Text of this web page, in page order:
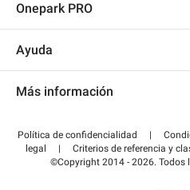
Onepark PRO
Convertirse en colaborador
Acceder a mi área de colaborador
Ayuda
Pagar el aparcamiento FLOW
Más información
Guía de estacionamiento
Política de confidencialidad |
legal
| Criterios de referencia y
©Copyright 2014 - 2026. Todos